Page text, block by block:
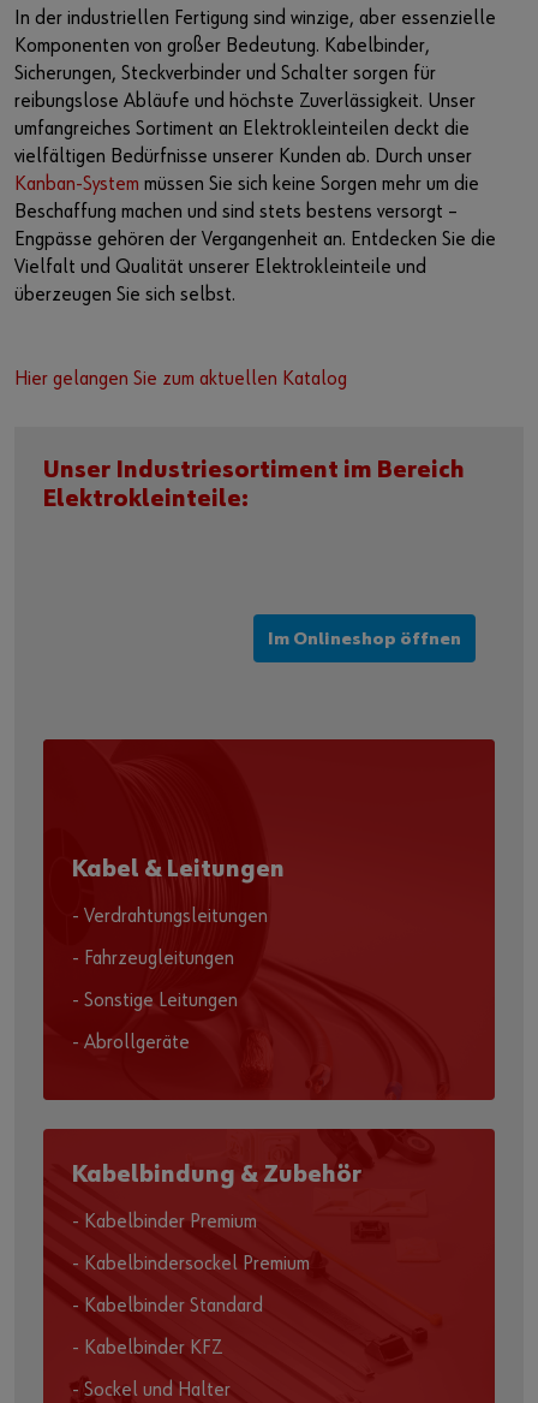
Kontakt
In der industriellen Fertigung sind winzige, aber essenzielle
Komponenten von großer Bedeutung. Kabelbinder,
Sicherungen, Steckverbinder und Schalter sorgen für
reibungslose Abläufe und höchste Zuverlässigkeit. Unser
umfangreiches Sortiment an Elektrokleinteilen deckt die
vielfältigen Bedürfnisse unserer Kunden ab. Durch unser
Kanban-System müssen Sie sich keine Sorgen mehr um die
Beschaffung machen und sind stets bestens versorgt –
Engpässe gehören der Vergangenheit an. Entdecken Sie die
Vielfalt und Qualität unserer Elektrokleinteile und
überzeugen Sie sich selbst.
Hier gelangen Sie zum aktuellen Katalog
Unser Industriesortiment im Bereich
Elektrokleinteile:
Im Onlineshop öffnen
Kabel & Leitungen
- Verdrahtungsleitungen
- Fahrzeugleitungen
- Sonstige Leitungen
- Abrollgeräte
Kabelbindung & Zubehör
- Kabelbinder Premium
- Kabelbindersockel Premium
- Kabelbinder Standard
- Kabelbinder KFZ
- Sockel und Halter